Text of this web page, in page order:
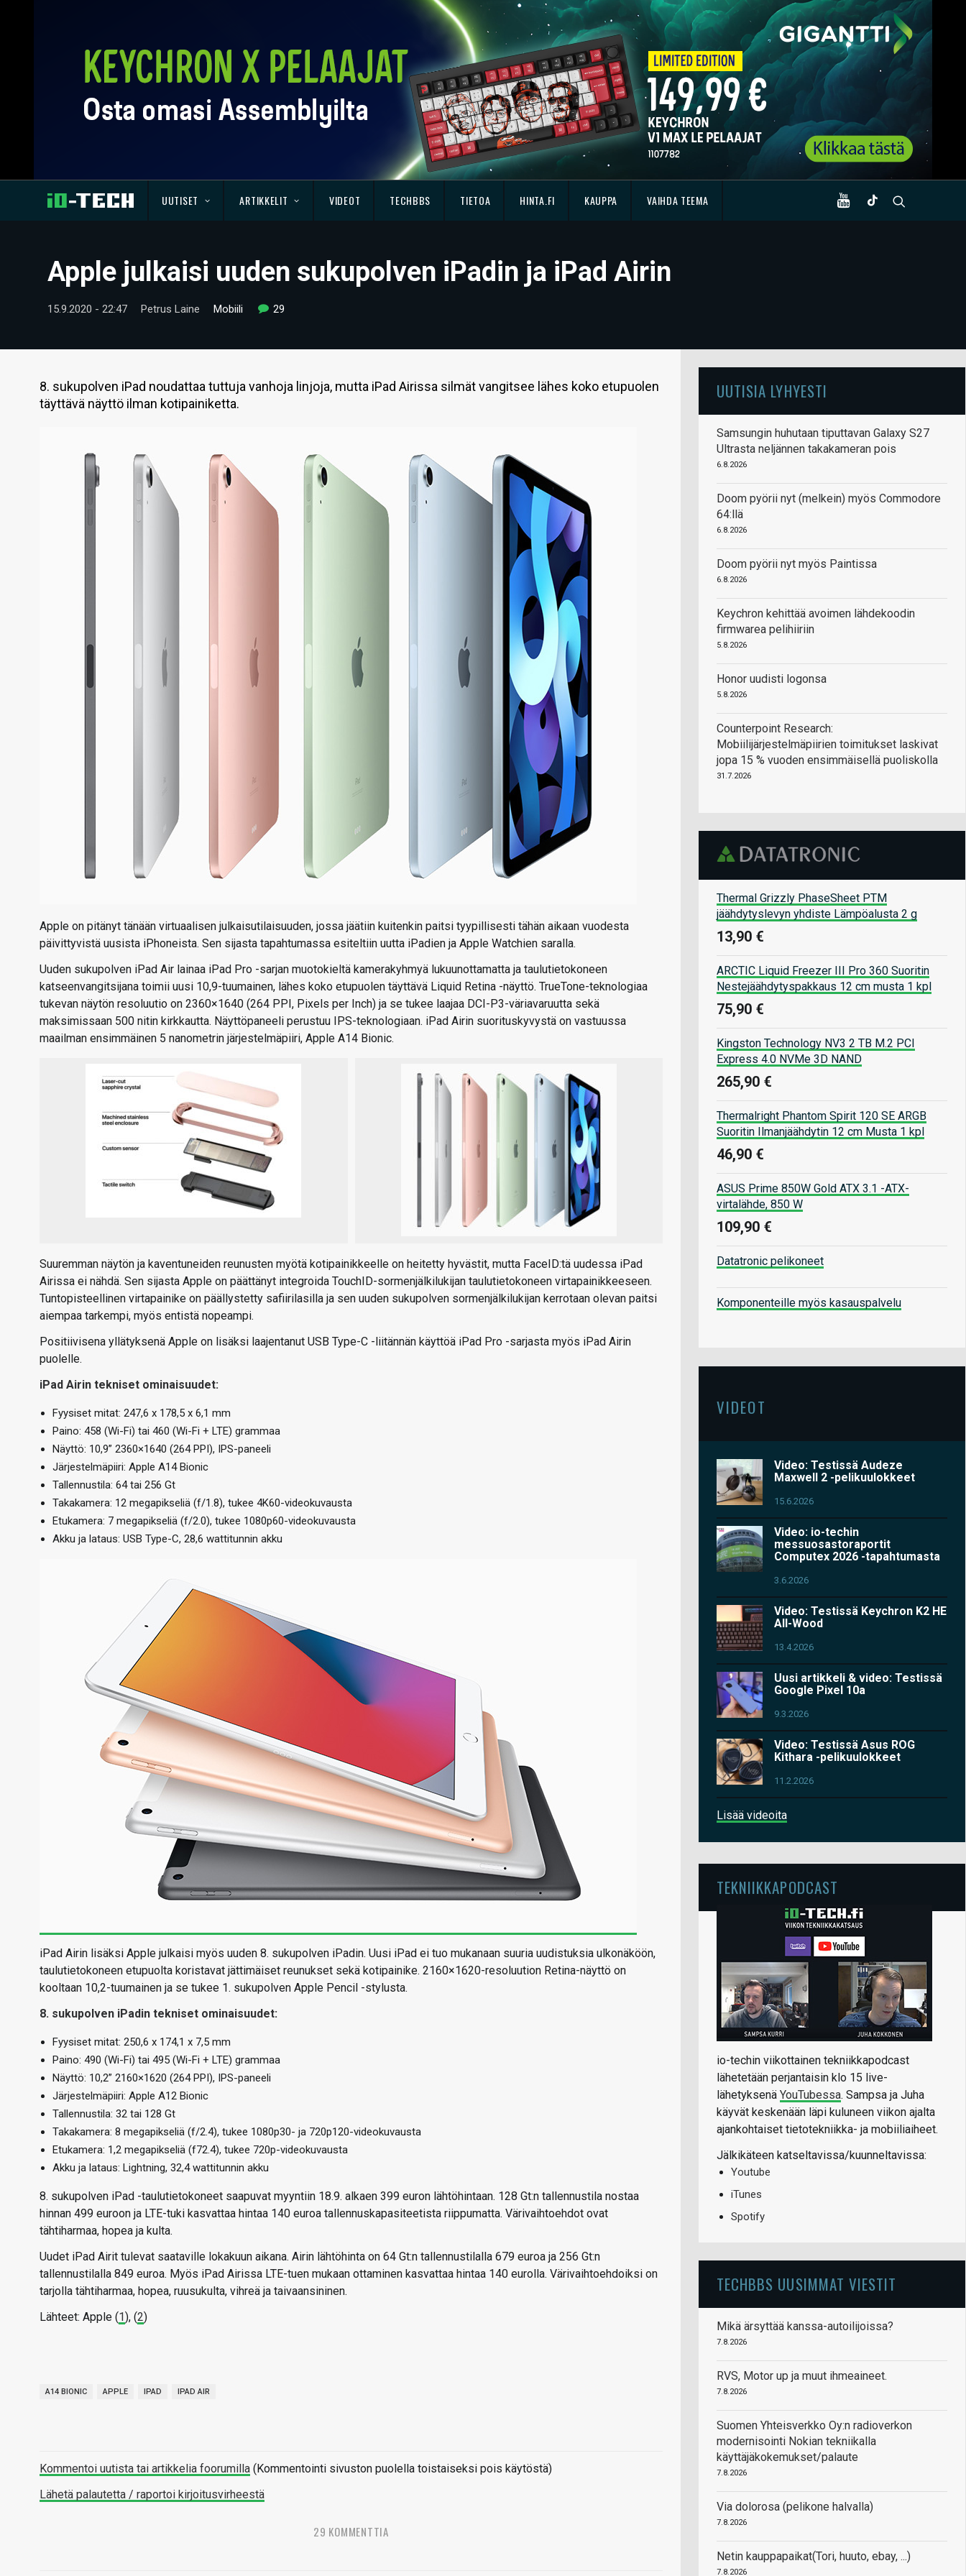
UUTISET ARTIKKELIT VIDEOT TECHBBS TIETOA HINTA.FI KAUPPA VAIHDA TEEMA
Apple julkaisi uuden sukupolven iPadin ja iPad Airin
15.9.2020 - 22:47 Petrus Laine Mobiili 29
8. sukupolven iPad noudattaa tuttuja vanhoja linjoja, mutta iPad Airissa silmät vangitsee lähes koko etupuolen
täyttävä näyttö ilman kotipainiketta.
Apple on pitänyt tänään virtuaalisen julkaisutilaisuuden, jossa jäätiin kuitenkin paitsi tyypillisesti tähän aikaan vuodesta
päivittyvistä uusista iPhoneista. Sen sijasta tapahtumassa esiteltiin uutta iPadien ja Apple Watchien saralla.
Uuden sukupolven iPad Air lainaa iPad Pro -sarjan muotokieltä kamerakyhmyä lukuunottamatta ja taulutietokoneen
katseenvangitsijana toimii uusi 10,9-tuumainen, lähes koko etupuolen täyttävä Liquid Retina -näyttö. TrueTone-teknologiaa
tukevan näytön resoluutio on 2360×1640 (264 PPI, Pixels per Inch) ja se tukee laajaa DCI-P3-väriavaruutta sekä
maksimissaan 500 nitin kirkkautta. Näyttöpaneeli perustuu IPS-teknologiaan. iPad Airin suorituskyvystä on vastuussa
maailman ensimmäinen 5 nanometrin järjestelmäpiiri, Apple A14 Bionic.
Suuremman näytön ja kaventuneiden reunusten myötä kotipainikkeelle on heitetty hyvästit, mutta FaceID:tä uudessa iPad
Airissa ei nähdä. Sen sijasta Apple on päättänyt integroida TouchID-sormenjälkilukijan taulutietokoneen virtapainikkeeseen.
Tuntopisteellinen virtapainike on päällystetty safiirilasilla ja sen uuden sukupolven sormenjälkilukijan kerrotaan olevan paitsi
aiempaa tarkempi, myös entistä nopeampi.
Positiivisena yllätyksenä Apple on lisäksi laajentanut USB Type-C -liitännän käyttöä iPad Pro -sarjasta myös iPad Airin
puolelle.
iPad Airin tekniset ominaisuudet:
Fyysiset mitat: 247,6 x 178,5 x 6,1 mm
Paino: 458 (Wi-Fi) tai 460 (Wi-Fi + LTE) grammaa
Näyttö: 10,9” 2360×1640 (264 PPI), IPS-paneeli
Järjestelmäpiiri: Apple A14 Bionic
Tallennustila: 64 tai 256 Gt
Takakamera: 12 megapikseliä (f/1.8), tukee 4K60-videokuvausta
Etukamera: 7 megapikseliä (f/2.0), tukee 1080p60-videokuvausta
Akku ja lataus: USB Type-C, 28,6 wattitunnin akku
iPad Airin lisäksi Apple julkaisi myös uuden 8. sukupolven iPadin. Uusi iPad ei tuo mukanaan suuria uudistuksia ulkonäköön,
taulutietokoneen etupuolta koristavat jättimäiset reunukset sekä kotipainike. 2160×1620-resoluution Retina-näyttö on
kooltaan 10,2-tuumainen ja se tukee 1. sukupolven Apple Pencil -stylusta.
8. sukupolven iPadin tekniset ominaisuudet:
Fyysiset mitat: 250,6 x 174,1 x 7,5 mm
Paino: 490 (Wi-Fi) tai 495 (Wi-Fi + LTE) grammaa
Näyttö: 10,2” 2160×1620 (264 PPI), IPS-paneeli
Järjestelmäpiiri: Apple A12 Bionic
Tallennustila: 32 tai 128 Gt
Takakamera: 8 megapikseliä (f/2.4), tukee 1080p30- ja 720p120-videokuvausta
Etukamera: 1,2 megapikseliä (f72.4), tukee 720p-videokuvausta
Akku ja lataus: Lightning, 32,4 wattitunnin akku
8. sukupolven iPad -taulutietokoneet saapuvat myyntiin 18.9. alkaen 399 euron lähtöhintaan. 128 Gt:n tallennustila nostaa
hinnan 499 euroon ja LTE-tuki kasvattaa hintaa 140 euroa tallennuskapasiteetista riippumatta. Värivaihtoehdot ovat
tähtiharmaa, hopea ja kulta.
Uudet iPad Airit tulevat saataville lokakuun aikana. Airin lähtöhinta on 64 Gt:n tallennustilalla 679 euroa ja 256 Gt:n
tallennustilalla 849 euroa. Myös iPad Airissa LTE-tuen mukaan ottaminen kasvattaa hintaa 140 eurolla. Värivaihtoehdoiksi on
tarjolla tähtiharmaa, hopea, ruusukulta, vihreä ja taivaansininen.
Lähteet: Apple (1), (2)
A14 BIONIC APPLE IPAD IPAD AIR
Kommentoi uutista tai artikkelia foorumilla (Kommentointi sivuston puolella toistaiseksi pois käytöstä)
Lähetä palautetta / raportoi kirjoitusvirheestä
29 KOMMENTTIA
UUTISIA LYHYESTI
Samsungin huhutaan tiputtavan Galaxy S27
Ultrasta neljännen takakameran pois
6.8.2026
Doom pyörii nyt (melkein) myös Commodore
64:llä
6.8.2026
Doom pyörii nyt myös Paintissa
6.8.2026
Keychron kehittää avoimen lähdekoodin
firmwarea pelihiiriin
5.8.2026
Honor uudisti logonsa
5.8.2026
Counterpoint Research:
Mobiilijärjestelmäpiirien toimitukset laskivat
jopa 15 % vuoden ensimmäisellä puoliskolla
31.7.2026
Thermal Grizzly PhaseSheet PTM
jäähdytyslevyn yhdiste Lämpöalusta 2 g
13,90 €
ARCTIC Liquid Freezer III Pro 360 Suoritin
Nestejäähdytyspakkaus 12 cm musta 1 kpl
75,90 €
Kingston Technology NV3 2 TB M.2 PCI
Express 4.0 NVMe 3D NAND
265,90 €
Thermalright Phantom Spirit 120 SE ARGB
Suoritin Ilmanjäähdytin 12 cm Musta 1 kpl
46,90 €
ASUS Prime 850W Gold ATX 3.1 -ATX-
virtalähde, 850 W
109,90 €
Datatronic pelikoneet
Komponenteille myös kasauspalvelu
VIDEOT
Video: Testissä Audeze
Maxwell 2 -pelikuulokkeet
15.6.2026
Video: io-techin
messuosastoraportit
Computex 2026 -tapahtumasta
3.6.2026
Video: Testissä Keychron K2 HE
All-Wood
13.4.2026
Uusi artikkeli & video: Testissä
Google Pixel 10a
9.3.2026
Video: Testissä Asus ROG
Kithara -pelikuulokkeet
11.2.2026
Lisää videoita
TEKNIIKKAPODCAST
io-techin viikottainen tekniikkapodcast
lähetetään perjantaisin klo 15 live-
lähetyksenä YouTubessa. Sampsa ja Juha
käyvät keskenään läpi kuluneen viikon ajalta
ajankohtaiset tietotekniikka- ja mobiiliaiheet.
Jälkikäteen katseltavissa/kuunneltavissa:
Youtube
iTunes
Spotify
TECHBBS UUSIMMAT VIESTIT
Mikä ärsyttää kanssa-autoilijoissa?
7.8.2026
RVS, Motor up ja muut ihmeaineet.
7.8.2026
Suomen Yhteisverkko Oy:n radioverkon
modernisointi Nokian tekniikalla
käyttäjäkokemukset/palaute
7.8.2026
Via dolorosa (pelikone halvalla)
7.8.2026
Netin kauppapaikat(Tori, huuto, ebay, ...)
7.8.2026